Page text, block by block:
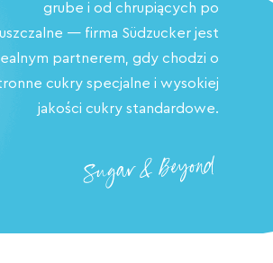
grube i od chrupiących po
— firma Südzucker jest
partnerem, gdy chodzi o
cukry specjalne i wysokiej
jakości cukry standardowe.